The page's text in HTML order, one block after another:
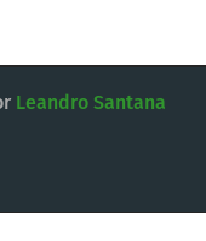
Leandro Santana